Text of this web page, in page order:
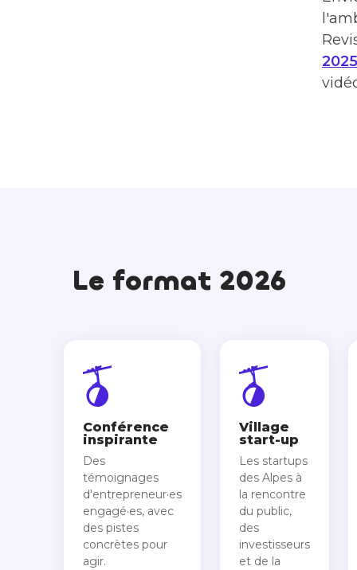
2025
Le format 2026
Conférence
inspirante
Des
témoignages
d'entrepreneur·es
engagé·es, avec
des pistes
concrètes pour
agir.
Village
start-up
Les startups
des Alpes à
la rencontre
du public,
des
investisseurs
et de la